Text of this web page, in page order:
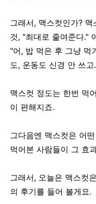
그래서, 맥스컷인가?
것, "최대로 줄여준다."
"어, 밥 먹은 후 그냥 먹
도, 운동도 신경 안 쓰고
맥스컷 정도는 한번 먹
이 편해지죠.
그다음엔 맥스컷은 어
먹어본 사람들이 그 효
그래서, 오늘은 맥스컷
의 후기를 들어 볼게요.